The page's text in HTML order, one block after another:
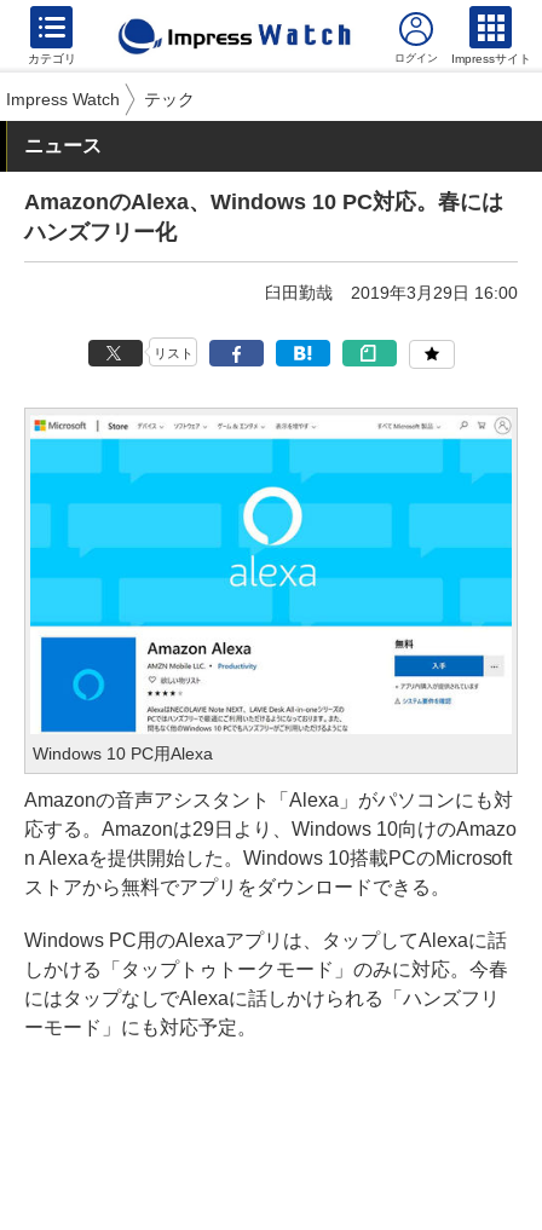
カテゴリ Impressサイト
Impress Watch テック
ニュース
AmazonのAlexa、Windows 10 PC対応。春には
ハンズフリー化
臼田勤哉 2019年3月29日 16:00
リスト
Windows 10 PC用Alexa
Amazonの音声アシスタント「Alexa」がパソコンにも対
応する。Amazonは29日より、Windows 10向けのAmazo
n Alexaを提供開始した。Windows 10搭載PCのMicrosoft
ストアから無料でアプリをダウンロードできる。
Windows PC用のAlexaアプリは、タップしてAlexaに話
しかける「タップトゥトークモード」のみに対応。今春
にはタップなしでAlexaに話しかけられる「ハンズフリ
ーモード」にも対応予定。